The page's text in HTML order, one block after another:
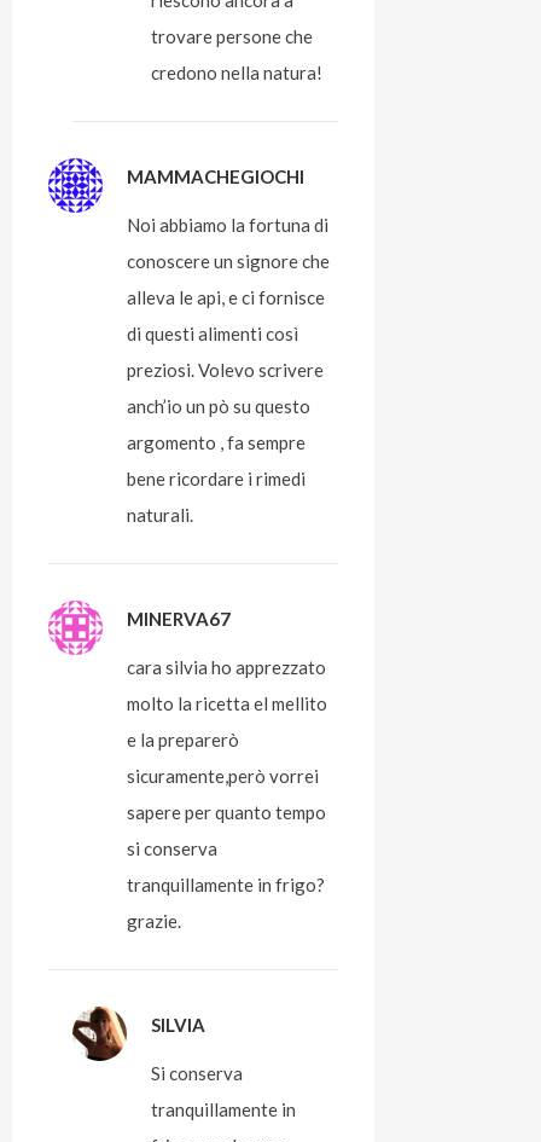
trovare persone che
credono nella natura!
MAMMACHEGIOCHI
Noi abbiamo la fortuna di
conoscere un signore che
alleva le api, e ci fornisce
di questi alimenti così
preziosi. Volevo scrivere
anch’io un pò su questo
argomento , fa sempre
bene ricordare i rimedi
naturali.
MINERVA67
cara silvia ho apprezzato
molto la ricetta el mellito
e la preparerò
sicuramente,però vorrei
sapere per quanto tempo
si conserva
tranquillamente in frigo?
grazie.
SILVIA
Si conserva
tranquillamente in